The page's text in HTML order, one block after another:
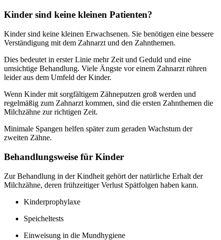
Kinder sind keine kleinen Patienten?
Kinder sind keine kleinen Erwachsenen. Sie benötigen eine bessere
Verständigung mit dem Zahnarzt und den Zahnthemen.
Dies bedeutet in erster Linie mehr Zeit und Geduld und eine
umsichtige Behandlung. Viele Ängste vor einem Zahnarzt rühren
leider aus dem Umfeld der Kinder.
Wenn Kinder mit sorgfältigem Zähneputzen groß werden und
regelmäßig zum Zahnarzt kommen, sind die ersten Zahnthemen die
Milchzähne zur richtigen Zeit.
Minimale Spangen helfen später zum geraden Wachstum der
zweiten Zähne.
Behandlungsweise für Kinder
Zur Behandlung in der Kindheit gehört der natürliche Erhalt der
Milchzähne, deren frühzeitiger Verlust Spätfolgen haben kann.
Kinderprophylaxe
Speicheltests
Einweisung in die Mundhygiene